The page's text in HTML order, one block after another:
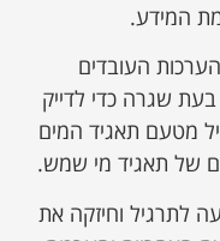
המידע.
העובדים
בעת שגרה כדי לדייק
מטעם תאגיד המים
של תאגיד מי שמש.
לתרגיל וחיזקה את